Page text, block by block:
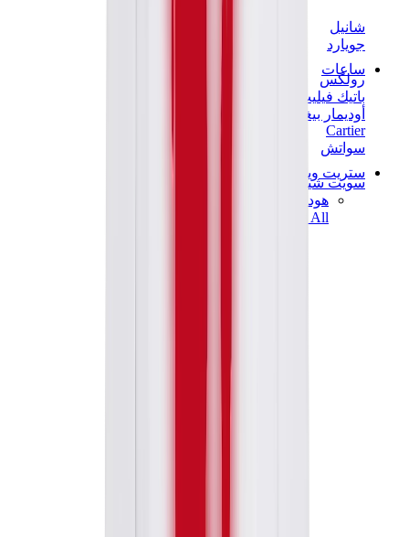
شانيل
جويارد
ساعات
رولكس
باتيك فيليب
أوديمار بيغيه
Cartier
سواتش
ستريت وير
سويت شيرت وهوديز
هودي كروم هارتس
View All